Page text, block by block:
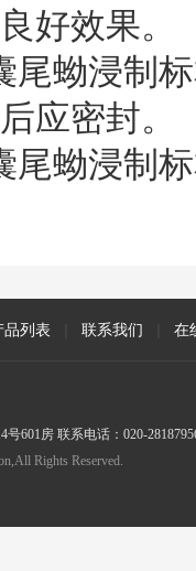
好效果。
尾蚴浸制
应密封。
尾蚴浸制
品列表 联系我们 在
601房 联系电话：020-
Rights Reserved.